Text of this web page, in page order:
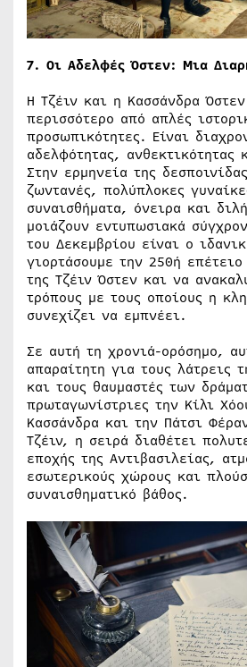
7. Οι Αδελφές Όστεν: Μια
Η Τζέιν και η Κασσάνδρα
περισσότερο από απλές
προσωπικότητες. Είναι
αδελφότητας, ανθεκτικότητας
Στην ερμηνεία της
ζωντανές, πολύπλοκες
συναισθήματα, όνειρα και
μοιάζουν εντυπωσιακά
του Δεκεμβρίου είναι ο
γιορτάσουμε την 250ή
της Τζέιν Όστεν και να
τρόπους με τους οποίους η
συνεχίζει να εμπνέει.
Σε αυτή τη χρονιά-ορόσημο,
απαραίτητη για τους λάτρεις
και τους θαυμαστές των
πρωταγωνίστριες την Κίλι
Κασσάνδρα και την Πάτσι
Τζέιν, η σειρά διαθέτει
εποχής της Αντιβασιλείας,
εσωτερικούς χώρους και
συναισθηματικό βάθος.